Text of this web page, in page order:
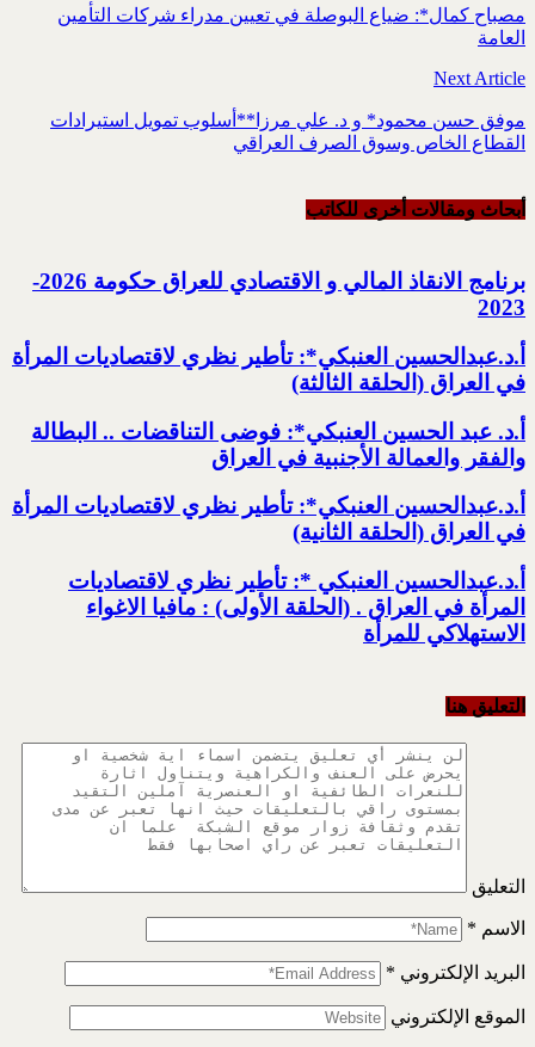
مصباح كمال*: ضياع البوصلة في تعيين مدراء شركات التأمين
العامة
Next Article
موفق حسن محمود* و د. علي مرزا**أسلوب تمويل استيرادات
القطاع الخاص وسوق الصرف العراقي
أبحاث ومقالات أخرى للکاتب
برنامج الانقاذ المالي و الاقتصادي للعراق حكومة 2026-
2023‏
أ.د.عبدالحسين العنبكي*: تأطير نظري لاقتصاديات المرأة
في العراق (الحلقة الثالثة)
أ.د. عبد الحسين العنبكي*: فوضى التناقضات .. البطالة
والفقر والعمالة الأجنبية في العراق
أ.د.عبدالحسين العنبكي*: تأطير نظري لاقتصاديات المرأة
في العراق (الحلقة الثانية)
أ.د.عبدالحسين العنبكي *: تأطير نظري لاقتصاديات
المرأة في العراق . (الحلقة الأولى) : مافيا الاغواء
الاستهلاكي للمرأة
التعليق هنا
التعليق
الاسم *
البريد الإلكتروني *
الموقع الإلكتروني